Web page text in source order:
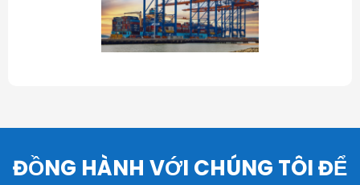
ĐỒNG HÀNH VỚI CHÚNG TÔI ĐỂ